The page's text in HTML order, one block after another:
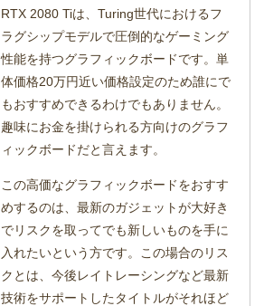
RTX 2080 Tiは、Turing世代におけるフ
ラグシップモデルで圧倒的なゲーミング
性能を持つグラフィックボードです。単
体価格20万円近い価格設定のため誰にで
もおすすめできるわけでもありません。
趣味にお金を掛けられる方向けのグラフ
ィックボードだと言えます。
この高価なグラフィックボードをおすす
めするのは、最新のガジェットが大好き
でリスクを取ってでも新しいものを手に
入れたいという方です。この場合のリス
クとは、今後レイトレーシングなど最新
技術をサポートしたタイトルがそれほど